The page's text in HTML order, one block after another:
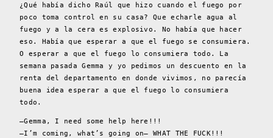
¿Qué había dicho Raúl que hizo cuando el fuego por
poco toma control en su casa? Que echarle agua al
fuego y a la cera es explosivo. No había que hacer
eso. Había que esperar a que el fuego se consumiera.
O esperar a que el fuego lo consumiera todo. La
semana pasada Gemma y yo pedimos un descuento en la
renta del departamento en donde vivimos, no parecía
buena idea esperar a que el fuego lo consumiera
todo.
–Gemma, I need some help here!!!
–I’m coming, what’s going on– WHAT THE FUCK!!!